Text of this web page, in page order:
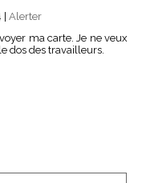
Alerter
ma carte. Je ne veux
dos des travailleurs.